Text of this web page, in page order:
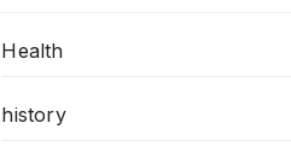
Health
history